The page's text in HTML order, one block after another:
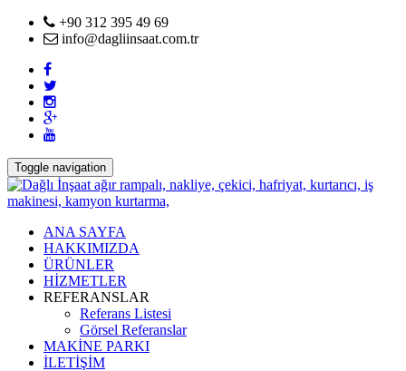
+90 312 395 49 69
info@dagliinsaat.com.tr
Toggle navigation
ANA SAYFA
HAKKIMIZDA
ÜRÜNLER
HİZMETLER
REFERANSLAR
Referans Listesi
Görsel Referanslar
MAKİNE PARKI
İLETİŞİM